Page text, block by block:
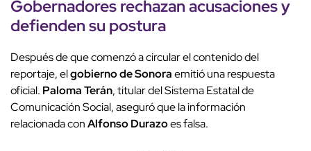
Gobernadores rechazan acusaciones y
defienden su postura
Después de que comenzó a circular el contenido del
reportaje, elgobierno de Sonoraemitió una respuesta
oficial. Paloma Terán, titular del Sistema Estatal de
Comunicación Social, aseguró que la información
relacionada conAlfonso Durazoes falsa.